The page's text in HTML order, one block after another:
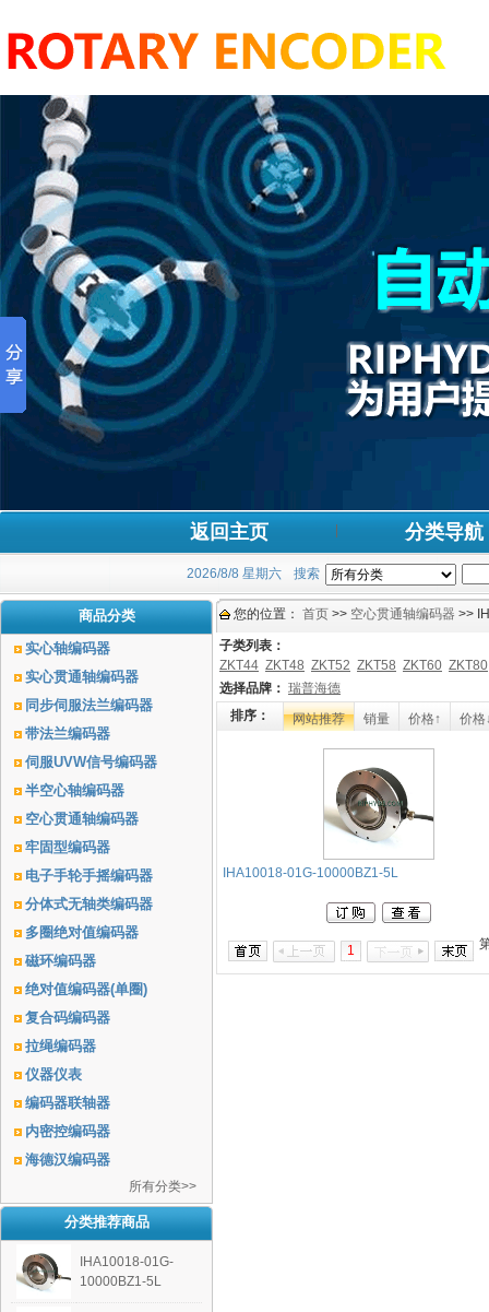
返回主页 分类导航
2026/8/8 星期六 搜索
商品分类
实心轴编码器
实心贯通轴编码器
同步伺服法兰编码器
带法兰编码器
伺服UVW信号编码器
半空心轴编码器
空心贯通轴编码器
牢固型编码器
电子手轮手摇编码器
分体式无轴类编码器
多圈绝对值编码器
磁环编码器
绝对值编码器(单圈)
复合码编码器
拉绳编码器
仪器仪表
编码器联轴器
内密控编码器
海德汉编码器
所有分类>>
分类推荐商品
IHA10018-01G-
10000BZ1-5L
您的位置： 首页 >> 空心贯通轴编码器 >>
子类列表：
ZKT44 ZKT48 ZKT52 ZKT58 ZKT60 ZKT80
选择品牌： 瑞普海德
排序：
网站推荐 销量 价格↑ 价格
IHA10018-01G-10000BZ1-5L
1